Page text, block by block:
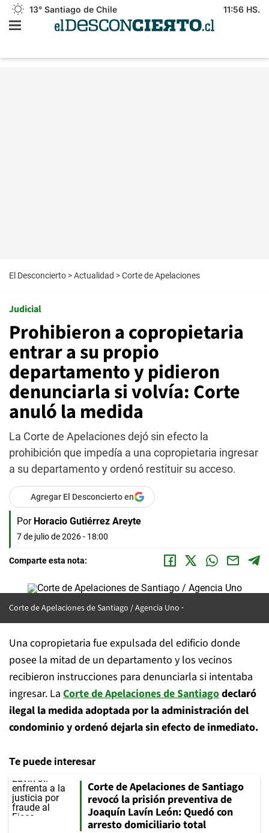
13° Santiago de Chile 11:56 HS.
El Desconcierto >Actualidad >Corte de Apelaciones
Judicial
Prohibieron a copropietaria
entrar a su propio
departamento y pidieron
denunciarla si volvía: Corte
anuló la medida
La Corte de Apelaciones dejó sin efecto la
prohibición que impedía a una copropietaria ingresar
a su departamento y ordenó restituir su acceso.
Agregar El Desconcierto en
Por Horacio Gutiérrez Areyte
7 de julio de 2026 - 18:00
Comparte esta nota:
Corte de Apelaciones de Santiago / Agencia Uno
Una copropietaria fue expulsada del edificio donde
posee la mitad de un departamento y los vecinos
recibieron instrucciones para denunciarla si intentaba
ingresar. La Corte de Apelacionesde Santiagodeclaró
ilegal la medida adoptada por la administración del
condominio y ordenó dejarla sin efecto de inmediato.
Te puede interesar
Corte de Apelaciones de Santiago
revocó la prisión preventiva de
Joaquín Lavín León: Quedó con
arresto domiciliario total